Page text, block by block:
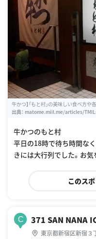
牛かつ】「もと村」の美味しい食べ方や
出典： matome.miil.me/articles/
牛かつのもと村
平日の18時で待ち時間な
きには大行列でした。お気
このス
C 371 SAN NANA
東京都新宿区新宿３